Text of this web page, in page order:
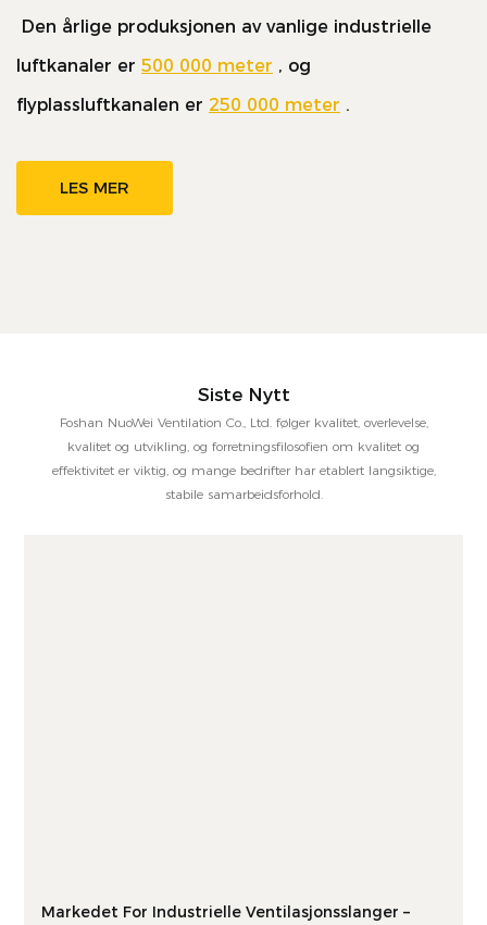
Den årlige produksjonen av vanlige industrielle
luftkanaler er 500 000 meter , og
flyplassluftkanalen er 250 000 meter .
LES MER
Siste Nytt
Foshan NuoWei Ventilation Co., Ltd. følger kvalitet, overlevelse,
kvalitet og utvikling, og forretningsfilosofien om kvalitet og
effektivitet er viktig, og mange bedrifter har etablert langsiktige,
stabile samarbeidsforhold.
Markedet For Industrielle Ventilasjonsslanger –